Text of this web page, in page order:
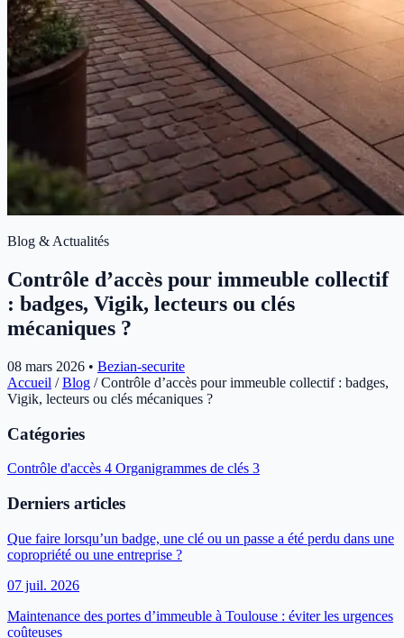
Blog & Actualités
Contrôle d’accès pour immeuble collectif
: badges, Vigik, lecteurs ou clés
mécaniques ?
08 mars 2026 • Bezian-securite
Accueil / Blog / Contrôle d’accès pour immeuble collectif : badges,
Vigik, lecteurs ou clés mécaniques ?
Catégories
Contrôle d'accès 4 Organigrammes de clés 3
Derniers articles
Que faire lorsqu’un badge, une clé ou un passe a été perdu dans une
copropriété ou une entreprise ?
07 juil. 2026
Maintenance des portes d’immeuble à Toulouse : éviter les urgences
coûteuses